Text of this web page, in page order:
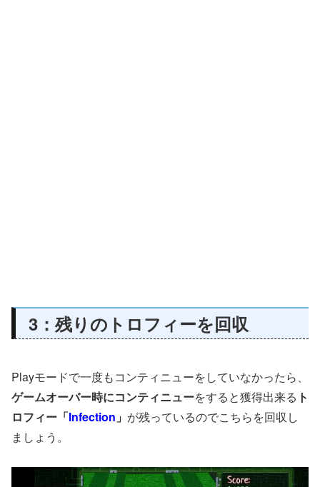
3：残りのトロフィーを回収
Playモードで一度もコンティニューをしていなかったら、
ゲームオーバー時にコンティニューをすると獲得出来る ト
ロフィー「Infection 」 が残っているのでこちらを回収し
ましょう。